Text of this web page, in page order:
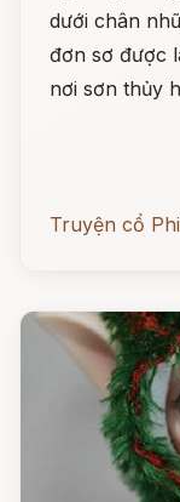
dưới chân
đơn sơ được
nơi sơn thủy
Truyện cổ